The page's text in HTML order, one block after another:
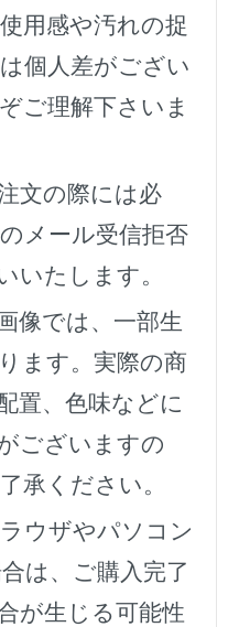
用感や汚れの捉
個人差がござい
ご理解下さいま
文の際には必
メール受信拒否
いたします。
像では、一部生
ます。実際の商
置、色味などに
ございますの
承ください。
ウザやパソコン
は、ご購入完了
が生じる可能性